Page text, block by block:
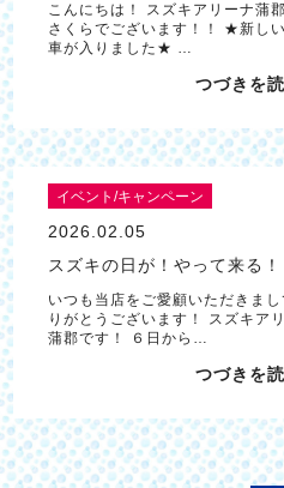
こんにちは！ スズキアリーナ蒲
さくらでございます！！ ★新し
車が入りました★ …
つづきを
イベント/キャンペーン
2026.02.05
スズキの日が！やって来る！
いつも当店をご愛顧いただきまし
りがとうございます！ スズキア
蒲郡です！ ６日から…
つづきを